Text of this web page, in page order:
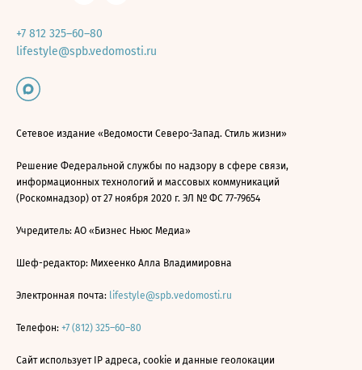
+7 812 325–60–80
lifestyle@spb.vedomosti.ru
Сетевое издание «Ведомости Северо-Запад. Стиль жизни»
Решение Федеральной службы по надзору в сфере связи,
информационных технологий и массовых коммуникаций
(Роскомнадзор) от 27 ноября 2020 г. ЭЛ № ФС 77-79654
Учредитель: АО «Бизнес Ньюс Медиа»
Шеф-редактор: Михеенко Алла Владимировна
Электронная почта: lifestyle@spb.vedomosti.ru
Телефон: +7 (812) 325–60–80
Сайт использует IP адреса, cookie и данные геолокации